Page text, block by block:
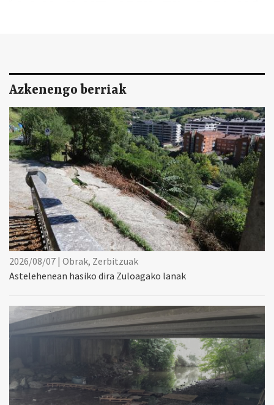
Azkenengo berriak
2026/08/07 | Obrak, Zerbitzuak
Astelehenean hasiko dira Zuloagako lanak